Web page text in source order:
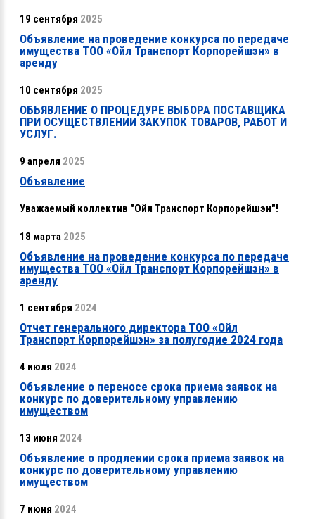
19 сентября 2025
Объявление на проведение конкурса по передаче
имущества ТОО «Ойл Транспорт Корпорейшэн» в
аренду
10 сентября 2025
ОБЬЯВЛЕНИЕ О ПРОЦЕДУРЕ ВЫБОРА ПОСТАВЩИКА
ПРИ ОСУЩЕСТВЛЕНИИ ЗАКУПОК ТОВАРОВ, РАБОТ И
УСЛУГ.
9 апреля 2025
Объявление
Уважаемый коллектив "Ойл Транспорт Корпорейшэн"!
18 марта 2025
Объявление на проведение конкурса по передаче
имущества ТОО «Ойл Транспорт Корпорейшэн» в
аренду
1 сентября 2024
Отчет генерального директора ТОО «Ойл
Транспорт Корпорейшэн» за полугодие 2024 года
4 июля 2024
Объявление о переносе срока приема заявок на
конкурс по доверительному управлению
имуществом
13 июня 2024
Объявление о продлении срока приема заявок на
конкурс по доверительному управлению
имуществом
7 июня 2024